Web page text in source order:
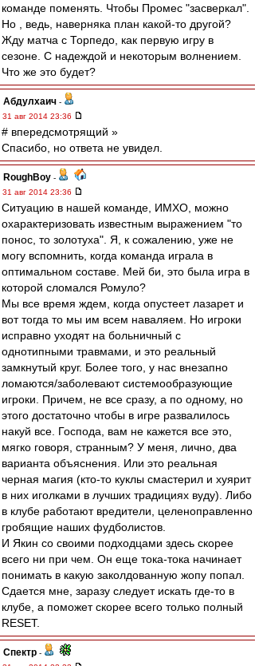
команде поменять. Чтобы Промес "засверкал".
Но , ведь, наверняка план какой-то другой?
Жду матча с Торпедо, как первую игру в
сезоне. С надеждой и некоторым волнением.
Что же это будет?
Абдулхаич -
31 авг 2014 23:36
# впередсмотрящий »
Спасибо, но ответа не увидел.
RoughBoy -
31 авг 2014 23:36
Ситуацию в нашей команде, ИМХО, можно
охарактеризовать известным выражением "то
понос, то золотуха". Я, к сожалению, уже не
могу вспомнить, когда команда играла в
оптимальном составе. Мей би, это была игра в
которой сломался Ромуло?
Мы все время ждем, когда опустеет лазарет и
вот тогда то мы им всем наваляем. Но игроки
исправно уходят на больничный с
однотипными травмами, и это реальный
замкнутый круг. Более того, у нас внезапно
ломаются/заболевают системообразующие
игроки. Причем, не все сразу, а по одному, но
этого достаточно чтобы в игре развалилось
накуй все. Господа, вам не кажется все это,
мягко говоря, странным? У меня, лично, два
варианта объяснения. Или это реальная
черная магия (кто-то куклы смастерил и хуярит
в них иголками в лучших традициях вуду). Либо
в клубе работают вредители, целеноправленно
гробящие наших фудболистов.
И Якин со своими подходцами здесь скорее
всего ни при чем. Он еще тока-тока начинает
понимать в какую заколдованную жопу попал.
Сдается мне, заразу следует искать где-то в
клубе, а поможет скорее всего только полный
RESET.
Спектр -